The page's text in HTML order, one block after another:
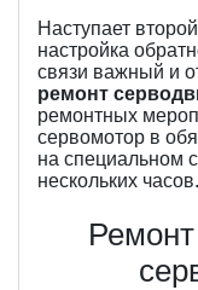
Наступает
настройка
связи важный и
ремонт
ремонтных
сервомотор в
на специальном
нескольких часов.
Ремонт